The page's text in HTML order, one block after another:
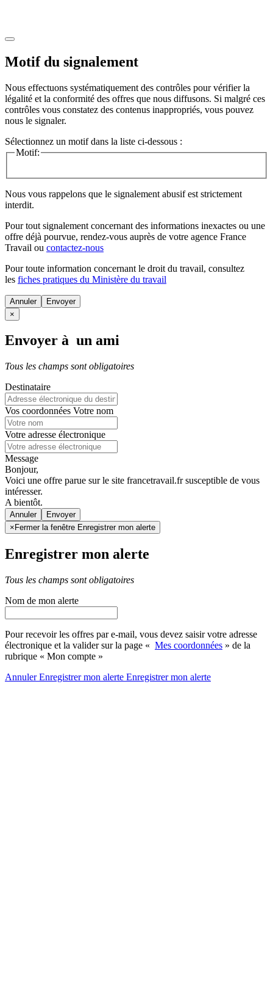
Motif du signalement
Nous effectuons systématiquement des contrôles pour vérifier la
légalité et la conformité des offres que nous diffusons. Si malgré ces
contrôles vous constatez des contenus inappropriés, vous pouvez
nous le signaler.
Sélectionnez un motif dans la liste ci-dessous :
Motif:
Nous vous rappelons que le signalement abusif est strictement
interdit.
Pour tout signalement concernant des informations inexactes ou une
offre déjà pourvue, rendez-vous auprès de votre agence France
Travail ou contactez-nous
Pour toute information concernant le droit du travail, consultez
les fiches pratiques du Ministère du travail
Annuler
×
Envoyer à un ami
Tous les champs sont obligatoires
Destinataire
Vos coordonnées Votre nom
Votre adresse électronique
Message
Bonjour,
Voici une offre parue sur le site francetravail.fr susceptible de vous
intéresser.
A bientôt.
Annuler
× Fermer la fenêtre Enregistrer mon alerte
Enregistrer mon alerte
Tous les champs sont obligatoires
Nom de mon alerte
Pour recevoir les offres par e-mail, vous devez saisir votre adresse
électronique et la valider sur la page « Mes coordonnées » de la
rubrique « Mon compte »
AnnulerEnregistrer mon alerte Enregistrermon alerte